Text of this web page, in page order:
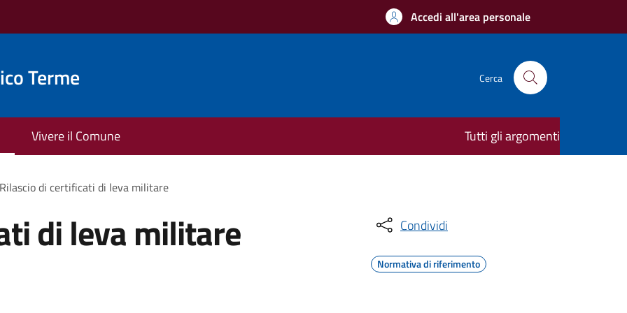
Accedi all'area personale
Terme Cerca
Vivere il Comune Tutti gli argomenti
Rilascio di certificati di leva militare
di leva militare Condividi
Normativa di riferimento